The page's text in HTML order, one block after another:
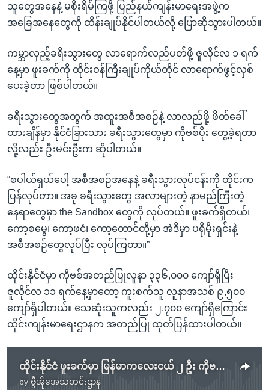
သူတွေအနေနဲ့ မစိုးရိမ်ကြဖို့ ပြည်နယ်ကျန်းမာရေးအဖွဲ့က
အခြေအနေတွေကို ထိန်းချုပ်နိုင်ပါတယ်လို့ ပြောဆိုသွားပါတယ်။
ကမ္ဘာလှည့်ခရီးသွားတွေ လာရောက်လည်ပတ်ဖို့ ဇူလိုင်လ ၁ ရက်
နေ့မှာ ဖူးခက်ကို ထိုင်းဝန်ကြီးချုပ်ကိုယ်တိုင် လာရောက်ဖွင့်လှစ်
ပေးခဲ့တာ ဖြစ်ပါတယ်။
ခရီးသွားတွေအတွက် အထူးအစီအစဉ်နဲ့ လာလည်ဖို့ ဖိတ်ခေါ်
ထားချိန်မှာ နိုင်ငံခြားသား ခရီးသွားတွေမှာ ကိုဗစ်ပိုး တွေ့ခဲ့ရတာ
လို့လည်း ဦးမင်းဦးက ဆိုပါတယ်။
“စပါယ်ရှယ်ပေါ့ အစီအစဉ်အနေနဲ့ ခရီးသွားလုပ်ငန်းကို ထိုင်းက
ပြန်လုပ်တာ။ အခု ခရီးသွားတွေ အလာများတဲ့ နာမည်ကြီးတဲ့
နေရာတွေမှာ the Sandbox တွေကို လုပ်တယ်။ ဖူးခက်ရှိတယ်၊
ကော့စမွေ၊ ကော့ဖငံ၊ ကော့တောင်တို့မှာ အဲဒီမှာ ပရိုမိုးရှင်းနဲ့
အစီအစဉ်တွေလုပ်ပြီး လုပ်ကြတာ။”
ထိုင်းနိုင်ငံမှာ ကိုဗစ်အတည်ပြုလူနာ ၃၃၆,၀၀၀ ကျော်ရှိပြီး
ဇူလိုင်လ ၁၁ ရက်နေ့မှာတော့ ကူးစက်သူ လူနာအသစ် ၉,၅၀၀
ကျော်ရှိပါတယ်။ သေဆုံးသူကလည်း ၂,၇၀၀ ကျော်ရှိကြောင်း
ထိုင်းကျန်းမာရေးဌာနက အတည်ပြု ထုတ်ပြန်ထားပါတယ်။
ထိုင်းနိုင်ငံ ဖူးခက်မှာ မြန်မာကလေးငယ် ၂ ဦး ကိုဗစ်ပိုး စစ်ဆေးတွေ့ရှိ
by ဗွီအိုအေသတင်းဌာန